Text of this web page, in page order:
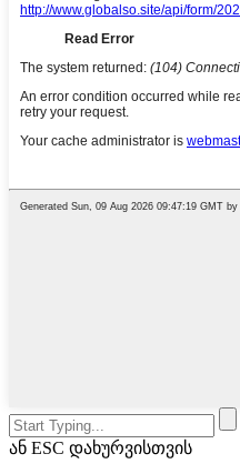
ან ESC დახურვისთვის